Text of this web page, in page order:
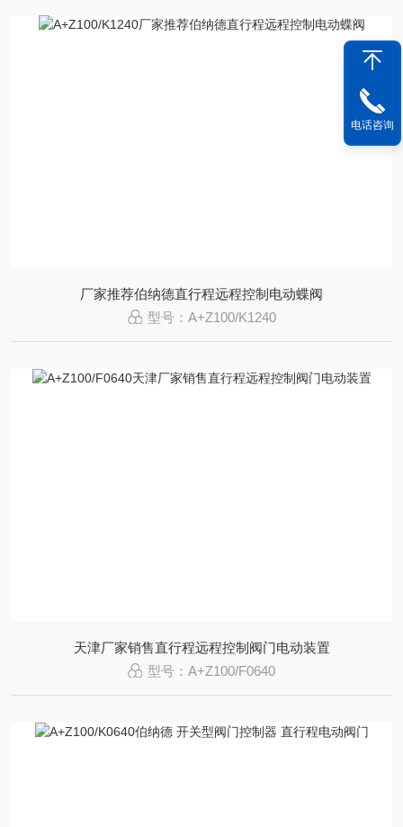
厂家推荐伯纳德直行程远程控制电动蝶阀
型号：A+Z100/K1240
天津厂家销售直行程远程控制阀门电动装置
型号：A+Z100/F0640
电话咨询